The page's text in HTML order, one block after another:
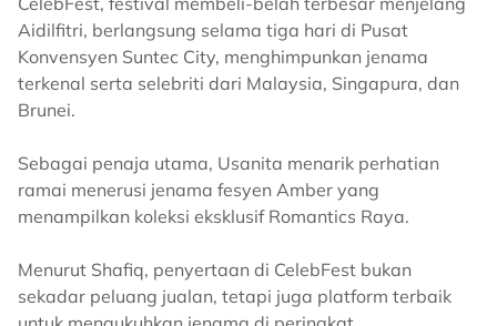
Aidilfitri, berlangsung selama tiga hari di Pusat
Konvensyen Suntec City, menghimpunkan jenama
terkenal serta selebriti dari Malaysia, Singapura, dan
Brunei.
Sebagai penaja utama, Usanita menarik perhatian
ramai menerusi jenama fesyen Amber yang
menampilkan koleksi eksklusif Romantics Raya.
Menurut Shafiq, penyertaan di CelebFest bukan
sekadar peluang jualan, tetapi juga platform terbaik